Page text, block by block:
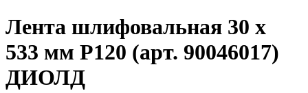
Лента шлифовальная 30 х
533 мм P120 (арт. 90046017)
ДИОЛД